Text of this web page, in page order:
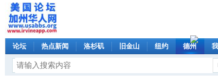
论坛 热点新闻 洛杉矶 旧金山 纽约 德州